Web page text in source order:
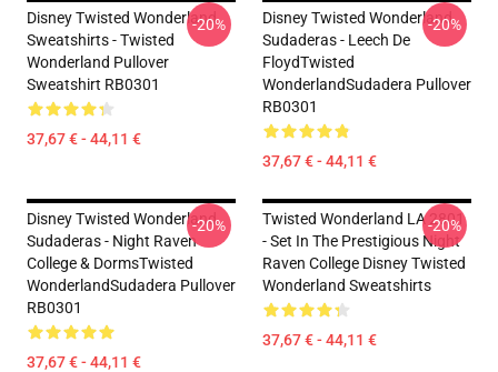
Disney Twisted Wonderland
Sweatshirts - Twisted
Wonderland Pullover
Sweatshirt RB0301
37,67 € - 44,11 €
-20%
Disney Twisted Wonderland
Sudaderas - Leech De
FloydTwisted
WonderlandSudadera Pullover
RB0301
37,67 € - 44,11 €
-20%
Disney Twisted Wonderland
Sudaderas - Night Raven
College & DormsTwisted
WonderlandSudadera Pullover
RB0301
37,67 € - 44,11 €
-20%
Twisted Wonderland LA 2801
- Set In The Prestigious Night
Raven College Disney Twisted
Wonderland Sweatshirts
37,67 € - 44,11 €
-20%